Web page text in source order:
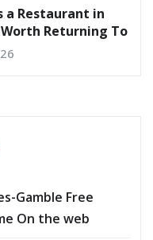
a Restaurant in
Returning To
Gamble Free
On the web